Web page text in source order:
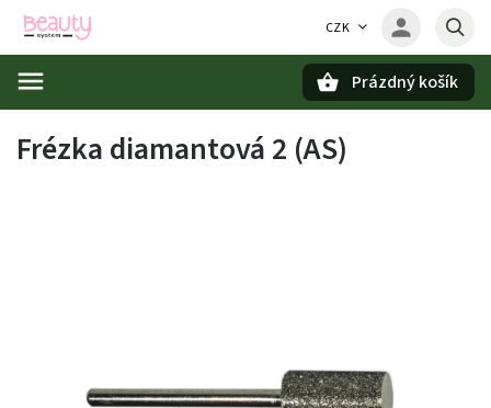
CZK
Prázdný košík
Frézka diamantová 2 (AS)